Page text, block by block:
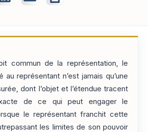
commun de la représentation, le
au représentant n’est jamais qu’une
dont l’objet et l’étendue tracent
de ce qui peut engager le
le représentant franchit cette
les limites de son pouvoir